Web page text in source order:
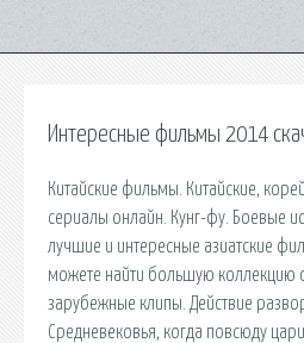
Интересные фильмы 2014
Китайские фильмы. Китайские,
сериалы онлайн. Кунг-фу. Боевые
лучшие и интересные азиатские
можете найти большую коллекцию
зарубежные клипы. Действие
Средневековья, когда повсюду